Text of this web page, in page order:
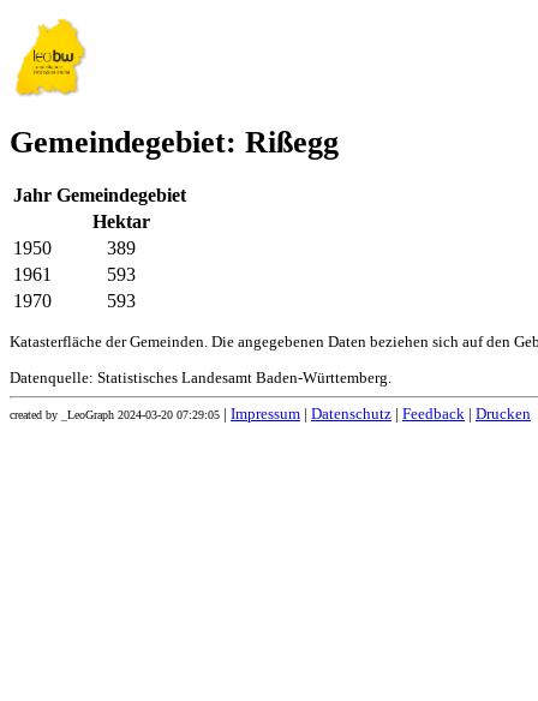
Gemeindegebiet: Rißegg
Jahr Gemeindegebiet
Hektar
1950
389
1961
593
1970
593
Katasterfläche der Gemeinden. Die angegebenen Daten beziehen sich auf den
Datenquelle: Statistisches Landesamt Baden-Württemberg.
created by _LeoGraph 2024-03-20 07:29:05 Impressum Datenschutz Feedback Drucken